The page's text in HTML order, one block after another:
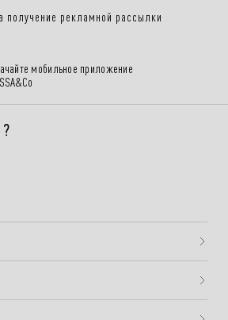
получение рекламной рассылки
мобильное приложение